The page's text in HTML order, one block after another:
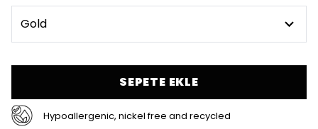
SEPETE EKLE
Hypoallergenic, nickel free and recycled